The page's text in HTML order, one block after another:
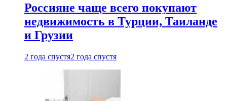
Россияне чаще всего покупают
недвижимость в Турции, Таиланде
и Грузии
2 года спустя2 года спустя